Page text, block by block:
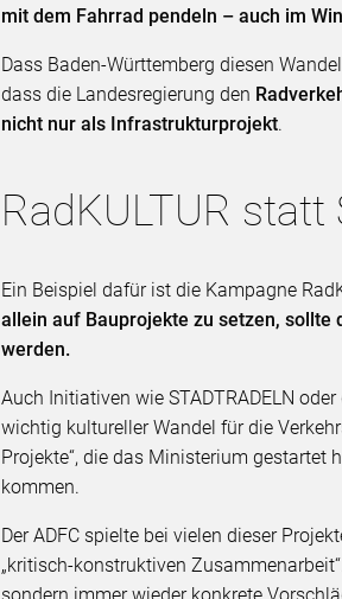
mit dem Fahrrad pendeln – auch im
Dass Baden-Württemberg diesen
dass die Landesregierung den
nicht nur als Infrastrukturprojekt.
RadKULTUR
Ein Beispiel dafür ist die Kampagne
allein auf Bauprojekte zu setzen,
werden.
Auch Initiativen wie STADTRADELN
wichtig kultureller Wandel für die
Projekte“, die das Ministerium gestartet
kommen.
Der ADFC spielte bei vielen dieser
„kritisch-konstruktiven